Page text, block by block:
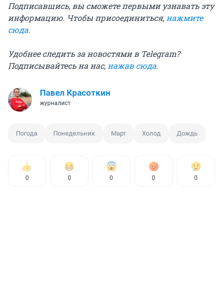
Подписавшись, вы сможете первыми узнавать эту
информацию. Чтобы присоединиться, нажмите
сюда.
Удобнее следить за новостями в Telegram?
Подписывайтесь на нас, нажав сюда.
Павел Красоткин
журналист
Погода Понедельник Март Холод Дождь
0 0 0 0 0